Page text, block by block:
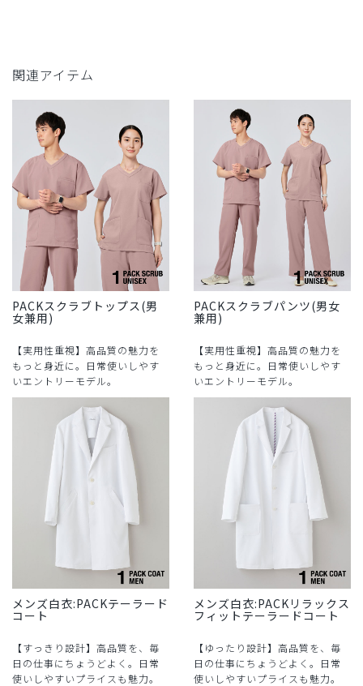
関連アイテム
PACKスクラブトップス(男
女兼用)
【実用性重視】高品質の魅力を
もっと身近に。日常使いしやす
いエントリーモデル。
PACKスクラブパンツ(男女
兼用)
【実用性重視】高品質の魅力を
もっと身近に。日常使いしやす
いエントリーモデル。
メンズ白衣:PACKテーラード
コート
【すっきり設計】高品質を、毎
日の仕事にちょうどよく。日常
使いしやすいプライスも魅力。
メンズ白衣:PACKリラックス
フィットテーラードコート
【ゆったり設計】高品質を、毎
日の仕事にちょうどよく。日常
使いしやすいプライスも魅力。